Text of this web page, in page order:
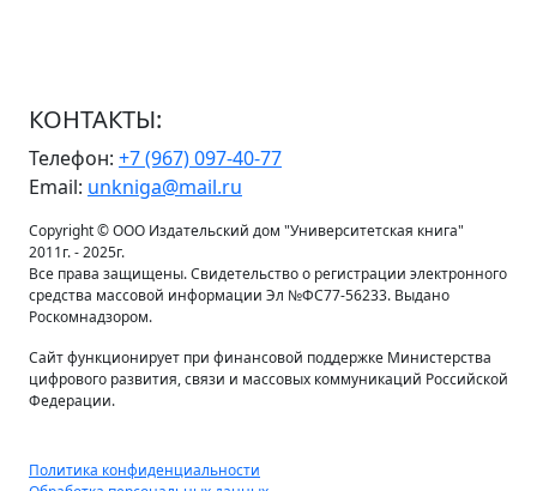
КОНТАКТЫ:
Телефон: +7 (967) 097-40-77
Email: unkniga@mail.ru
Copyright © ООО Издательский дом "Университетская книга"
2011г. - 2025г.
Все права защищены. Свидетельство о регистрации электронного
средства массовой информации Эл №ФС77-56233. Выдано
Роскомнадзором.
Сайт функционирует при финансовой поддержке Министерства
цифрового развития, связи и массовых коммуникаций Российской
Федерации.
Политика конфиденциальности